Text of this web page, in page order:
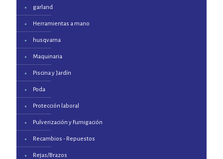
garland
Herramientas a mano
husqvarna
Maquinaria
Piscina y Jardín
Poda
Protección laboral
Pulverización y Fumigación
Recambios - Repuestos
Rejas/Brazos